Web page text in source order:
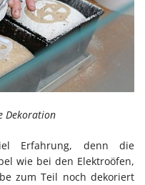
Dekoration
Erfahrung, denn die
wie bei den Elektroöfen,
zum Teil noch dekoriert